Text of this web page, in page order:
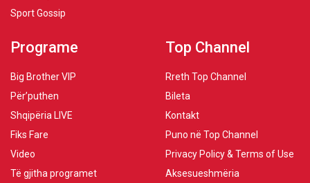
Sport Gossip
Programe
Big Brother VIP
Për’puthen
Shqipëria LIVE
Fiks Fare
Video
Të gjitha programet
Top Channel
Rreth Top Channel
Bileta
Kontakt
Puno në Top Channel
Privacy Policy & Terms of Use
Aksesueshmëria